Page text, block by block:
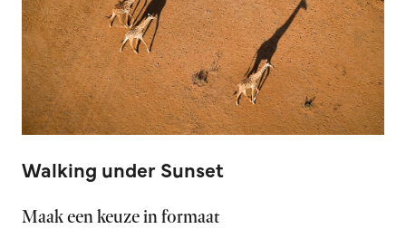
Walking under Sunset
Maak een keuze in formaat